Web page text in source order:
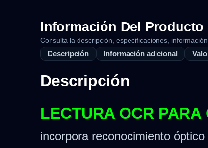
Información Del Producto
Consulta la descripción, especificaciones,
Descripción Información adicional
Descripción
LECTURA OCR
incorpora reconocimiento